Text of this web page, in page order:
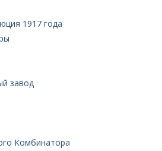
1917 года
завод
Комбинатора